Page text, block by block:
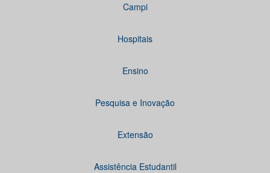
Campi
Hospitais
Ensino
Pesquisa e Inovação
Extensão
Assistência Estudantil